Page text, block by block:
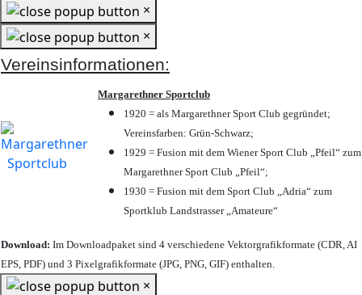
×
×
Vereinsinformationen:
Margarethner Sportclub
1920 = als Margarethner Sport Club gegründet;
Vereinsfarben: Grün-Schwarz;
1929 = Fusion mit dem Wiener Sport Club „Pfeil“ zum
Margarethner Sport Club „Pfeil“;
1930 = Fusion mit dem Sport Club „Adria“ zum
Sportklub Landstrasser „Amateure“
Download: Im Downloadpaket sind 4 verschiedene Vektorgrafikformate (CDR, AI
EPS, PDF) und 3 Pixelgrafikformate (JPG, PNG, GIF) enthalten.
×